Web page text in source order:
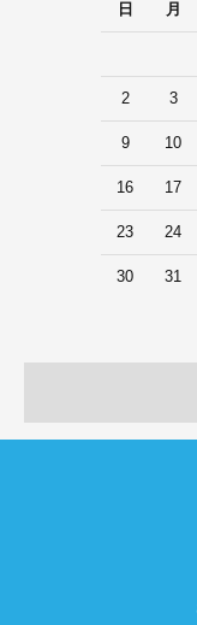
日
月
2 3
9 10
16 17
23 24
30 31